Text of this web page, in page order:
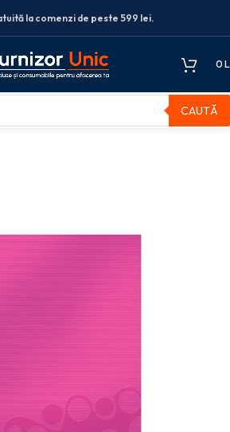
la comenzi de peste 599 lei.
0
CAUTĂ